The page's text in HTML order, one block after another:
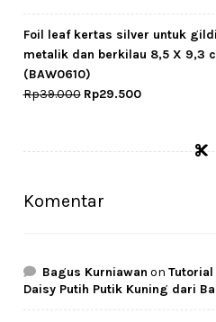
price
was:
Rp65.000.
price
is:
Rp64.500.
Foil leaf kertas silver untuk
metalik dan berkilau 8,5 X 9,3
(BAW0610)
Rp39.000 Original
Rp39.000.
Rp29.500Current
Rp29.500.
Komentar
Bagus Kurniawan onTutorial
Daisy Putih Putik Kuning dari